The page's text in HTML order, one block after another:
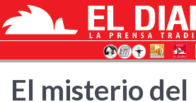
El misterio